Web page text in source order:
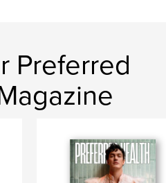
Preferred